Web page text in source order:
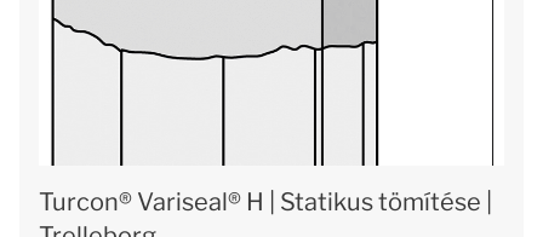
Turcon® Variseal® H | Statikus tömítése |